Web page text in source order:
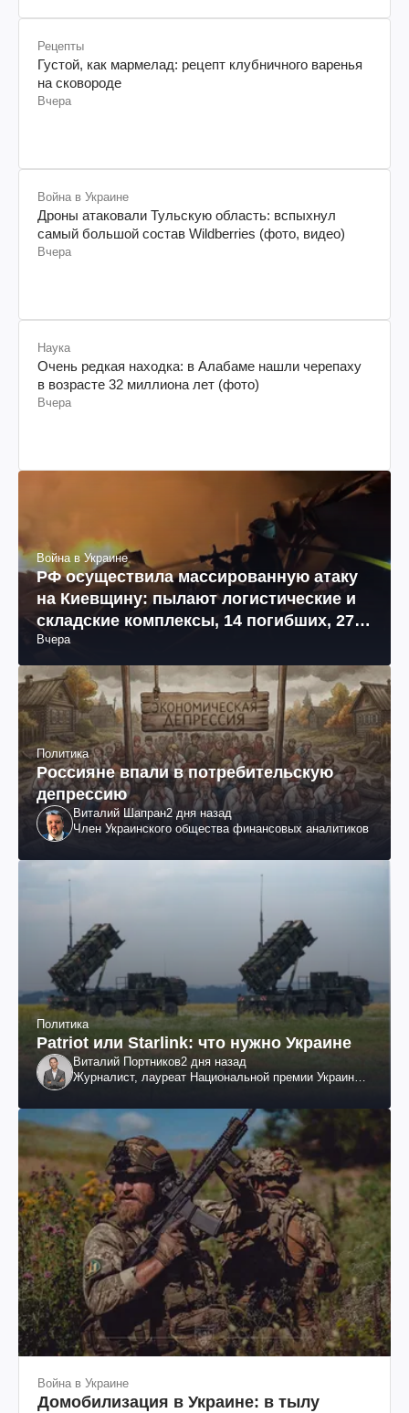
Рецепты
Густой, как мармелад: рецепт клубничного варенья
на сковороде
Вчера
Война в Украине
Дроны атаковали Тульскую область: вспыхнул
самый большой состав Wildberries (фото, видео)
Вчера
Наука
Очень редкая находка: в Алабаме нашли черепаху
в возрасте 32 миллиона лет (фото)
Вчера
Война в Украине
РФ осуществила массированную атаку
на Киевщину: пылают логистические и
складские комплексы, 14 погибших, 27
раненых (фото, видео)
Вчера
Политика
Россияне впали в потребительскую
депрессию
Виталий Шапран2 дня назад
Член Украинского общества финансовых аналитиков
Политика
Patriot или Starlink: что нужно Украине
Виталий Портников2 дня назад
Журналист, лауреат Национальной премии Украины
Война в Украине
Домобилизация в Украине: в тылу